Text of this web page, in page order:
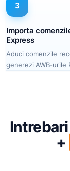
3
Importa
Express
Aduci comenzile
generezi AWB-urile
+